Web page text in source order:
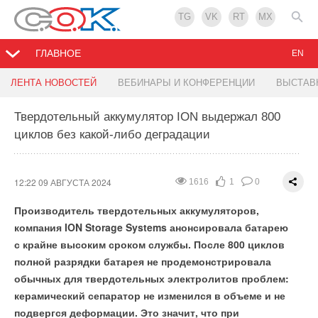
TG VK RT MX
ГЛАВНОЕ
ЛЕНТА НОВОСТЕЙ ВЕБИНАРЫ И КОНФЕРЕНЦИИ
EN
Твердотельный аккумулятор ION выдержал 800
циклов без какой-либо деградации
1616 1 0
12:22 09 АВГУСТА 2024
Производитель твердотельных аккумуляторов,
компания ION Storage Systems анонсировала батарею
с крайне высоким сроком службы. После 800 циклов
полной разрядки батарея не продемонстрировала
обычных для твердотельных электролитов проблем:
керамический сепаратор не изменился в объеме и не
подвергся деформации. Это значит, что при
Объем продаж солнечных инверторов составил
12:21 09 АВГУСТА 2024
Согласно подсчетам компании Wood Mackenzie, объемы
поставок солнечных инверторов в 2023 году выросли на 5
Сверхбыстрая зарядная станция от Xpeng
12:16 08 АВГУСТА 2024
Китайский автопроизводитель XPeng Motorsобъявил
запуске нового поколения зарядных станций для
Цифровой образ жизни может сократить
12:15 08 АВГУСТА 2024